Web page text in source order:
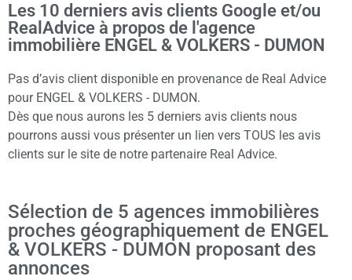
Les 10 derniers avis clients Google et/ou
RealAdvice à propos de l'agence
immobilière ENGEL & VOLKERS - DUMON
Pas d’avis client disponible en provenance de Real Advice
pour ENGEL & VOLKERS - DUMON.
Dès que nous aurons les 5 derniers avis clients nous
pourrons aussi vous présenter un lien vers TOUS les avis
clients sur le site de notre partenaire Real Advice.
Sélection de 5 agences immobilières
proches géographiquement de ENGEL
& VOLKERS - DUMON proposant des
annonces